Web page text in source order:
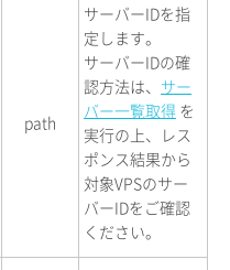
path
サーバーIDを指
定します。
サーバーIDの確
認方法は、 サー
バー一覧取得 を
実行の上、レス
ポンス結果から
対象VPSのサー
バーIDをご確認
ください。